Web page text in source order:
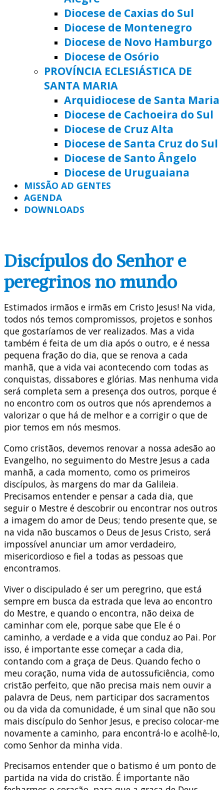
Diocese de Caxias do Sul
Diocese de Montenegro
Diocese de Novo Hamburgo
Diocese de Osório
PROVÍNCIA ECLESIÁSTICA DE
SANTA MARIA
Arquidiocese de Santa Maria
Diocese de Cachoeira do Sul
Diocese de Cruz Alta
Diocese de Santa Cruz do Sul
Diocese de Santo Ângelo
Diocese de Uruguaiana
MISSÃO AD GENTES
AGENDA
DOWNLOADS
Discípulos do Senhor e
peregrinos no mundo
Estimados irmãos e irmãs em Cristo Jesus! Na vida,
todos nós temos compromissos, projetos e sonhos
que gostaríamos de ver realizados. Mas a vida
também é feita de um dia após o outro, e é nessa
pequena fração do dia, que se renova a cada
manhã, que a vida vai acontecendo com todas as
conquistas, dissabores e glórias. Mas nenhuma vida
será completa sem a presença dos outros, porque é
no encontro com os outros que nós aprendemos a
valorizar o que há de melhor e a corrigir o que de
pior temos em nós mesmos.
Como cristãos, devemos renovar a nossa adesão ao
Evangelho, no seguimento do Mestre Jesus a cada
manhã, a cada momento, como os primeiros
discípulos, às margens do mar da Galileia.
Precisamos entender e pensar a cada dia, que
seguir o Mestre é descobrir ou encontrar nos outros
a imagem do amor de Deus; tendo presente que, se
na vida não buscamos o Deus de Jesus Cristo, será
impossível anunciar um amor verdadeiro,
misericordioso e fiel a todas as pessoas que
encontramos.
Viver o discipulado é ser um peregrino, que está
sempre em busca da estrada que leva ao encontro
do Mestre, e quando o encontra, não deixa de
caminhar com ele, porque sabe que Ele é o
caminho, a verdade e a vida que conduz ao Pai. Por
isso, é importante esse começar a cada dia,
contando com a graça de Deus. Quando fecho o
meu coração, numa vida de autossuficiência, como
cristão perfeito, que não precisa mais nem ouvir a
palavra de Deus, nem participar dos sacramentos
ou da vida da comunidade, é um sinal que não sou
mais discípulo do Senhor Jesus, e preciso colocar-me
novamente a caminho, para encontrá-lo e acolhê-lo,
como Senhor da minha vida.
Precisamos entender que o batismo é um ponto de
partida na vida do cristão. É importante não